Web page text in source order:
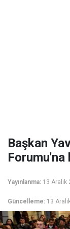
Başkan
Forumu'na
Yayınlanma: 13 Aralık
Güncelleme: 13